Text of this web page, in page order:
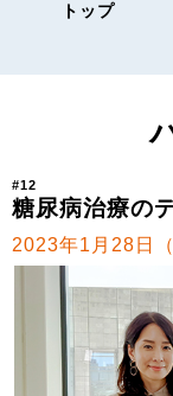
トップ
#12
糖尿病治療の
2023年1月28日（